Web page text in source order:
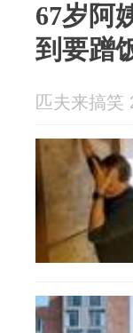
67岁阿
到要蹭
匹夫来搞笑